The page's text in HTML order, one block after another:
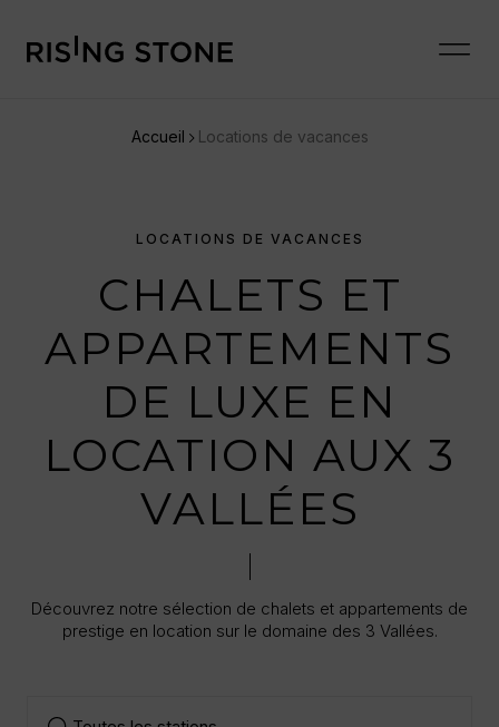
Accueil Locations de vacances
LOCATIONS DE VACANCES
CHALETS ET
APPARTEMENTS
DE LUXE EN
LOCATION AUX 3
VALLÉES
Découvrez notre sélection de chalets et appartements de
prestige en location sur le domaine des 3 Vallées.